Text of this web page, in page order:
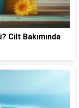
Cilt Bakımında